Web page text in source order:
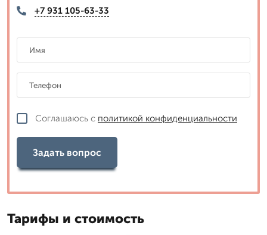
+7 931 105-63-33
Соглашаюсь с политикой конфиденциальности
Задать вопрос
Тарифы и стоимость